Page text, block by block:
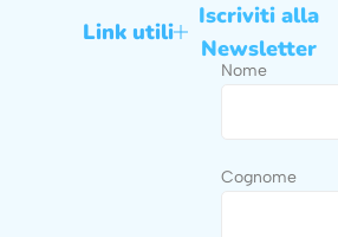
Link utili
Iscriviti alla
Newsletter
Nome
Cognome